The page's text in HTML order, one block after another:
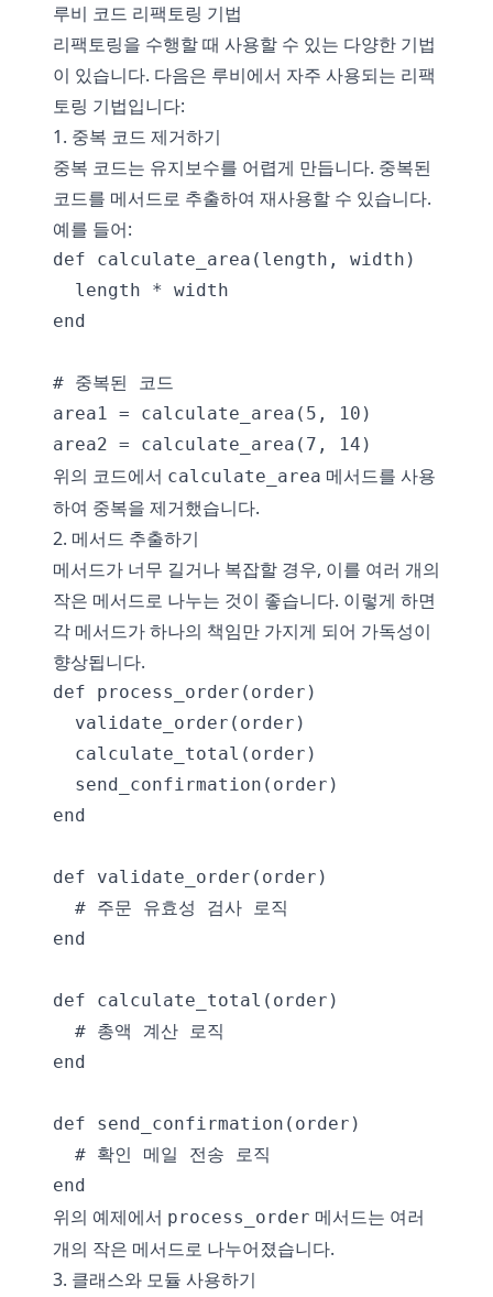
루비 코드 리팩토링 기법
리팩토링을 수행할 때 사용할 수 있는 다양한 기법
이 있습니다. 다음은 루비에서 자주 사용되는 리팩
토링 기법입니다:
1. 중복 코드 제거하기
중복 코드는 유지보수를 어렵게 만듭니다. 중복된
코드를 메서드로 추출하여 재사용할 수 있습니다.
예를 들어:
def calculate_area(length, width)
  length * width
end
# 중복된 코드
area1 = calculate_area(5, 10)
위의 코드에서 calculate_area 메서드를 사용
하여 중복을 제거했습니다.
2. 메서드 추출하기
메서드가 너무 길거나 복잡할 경우, 이를 여러 개의
작은 메서드로 나누는 것이 좋습니다. 이렇게 하면
각 메서드가 하나의 책임만 가지게 되어 가독성이
향상됩니다.
def process_order(order)
  validate_order(order)
  calculate_total(order)
  send_confirmation(order)
end
def validate_order(order)
  # 주문 유효성 검사 로직
end
def calculate_total(order)
  # 총액 계산 로직
end
def send_confirmation(order)
  # 확인 메일 전송 로직
위의 예제에서 process_order 메서드는 여러
개의 작은 메서드로 나누어졌습니다.
3. 클래스와 모듈 사용하기